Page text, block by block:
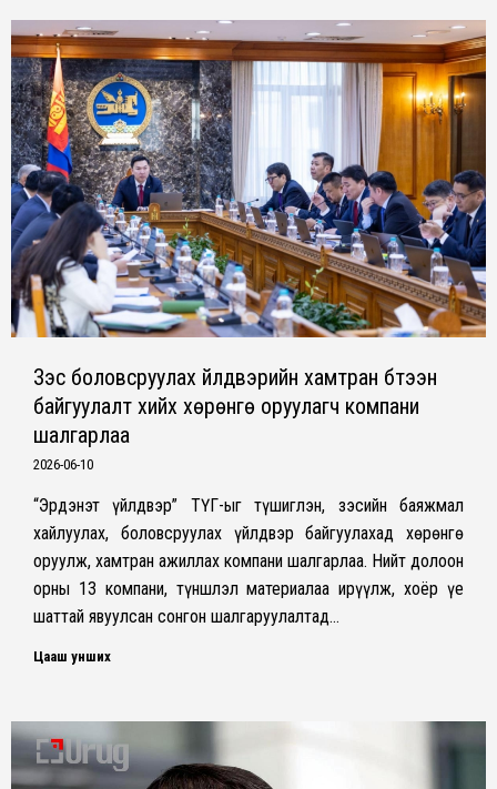
Зэс боловсруулах үйлдвэрийн хамтран бүтээн
байгуулалт хийх хөрөнгө оруулагч компани
шалгарлаа
2026-06-10
“Эрдэнэт үйлдвэр” ТӨҮГ-ыг түшиглэн, зэсийн баяжмал
хайлуулах, боловсруулах үйлдвэр байгуулахад хөрөнгө
оруулж, хамтран ажиллах компани шалгарлаа. Нийт долоон
орны 13 компани, түншлэл материалаа ирүүлж, хоёр үе
шаттай явуулсан сонгон шалгаруулалтад…
Цааш унших